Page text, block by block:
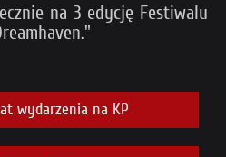
na 3 edy­cję Festiwalu
wydarzenia na KP